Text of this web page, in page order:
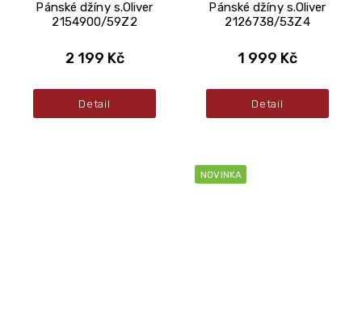
Pánské džíny s.Oliver
2154900/59Z2
2 199 Kč
Detail
Pánské džíny s.Oliver
2126738/53Z4
1 999 Kč
Detail
NOVINKA